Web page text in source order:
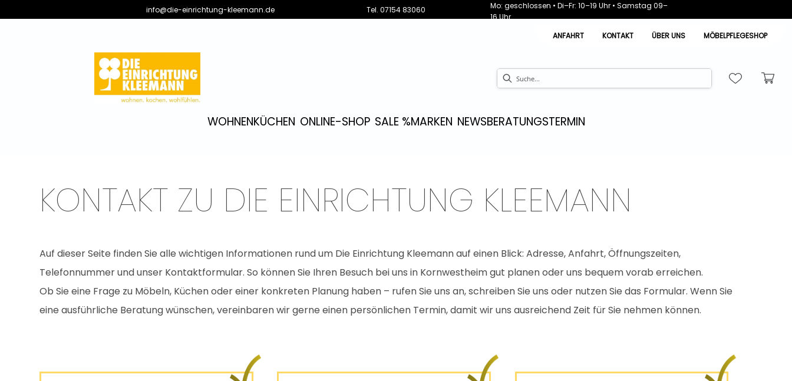
info@die-einrichtung-kleemann.de Tel. 07154 83060
Mo: geschlossen • Di–Fr: 10–19 Uhr • Samstag 09–
16 Uhr
ANFAHRT
KONTAKT ÜBER UNS MÖBELPFLEGESHOP
WOHNENKÜCHEN ONLINE-SHOP SALE %MARKEN NEWSBERATUNGSTERMIN
KONTAKT ZU DIE EINRICHTUNG KLEEMANN
Auf dieser Seite finden Sie alle wichtigen Informationen rund um Die Einrichtung Kleemann auf einen Blick: Adresse, Anfahrt, Öffnungszeiten,
Telefonnummer und unser Kontaktformular. So können Sie Ihren Besuch bei uns in Kornwestheim gut planen oder uns bequem vorab erreichen.
Ob Sie eine Frage zu Möbeln, Küchen oder einer konkreten Planung haben – rufen Sie uns an, schreiben Sie uns oder nutzen Sie das Formular. Wenn Sie
eine ausführliche Beratung wünschen, vereinbaren wir gerne einen persönlichen Termin, damit wir uns ausreichend Zeit für Sie nehmen können.